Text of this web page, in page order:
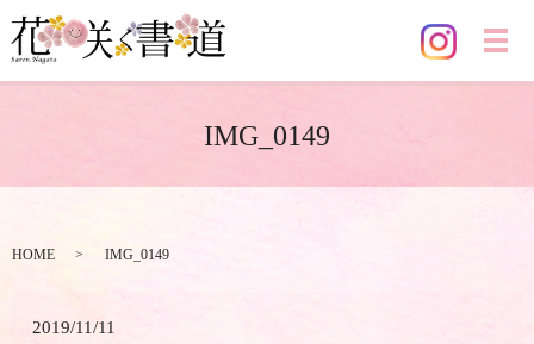
メ
IMG_0149
HOME IMG_0149
2019/11/11